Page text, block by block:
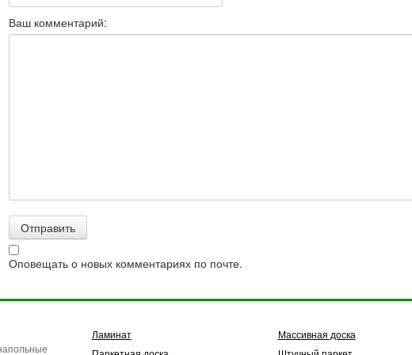
Ваш комментарий:
Оповещать о новых комментариях по почте.
Ламинат
Массивная доска